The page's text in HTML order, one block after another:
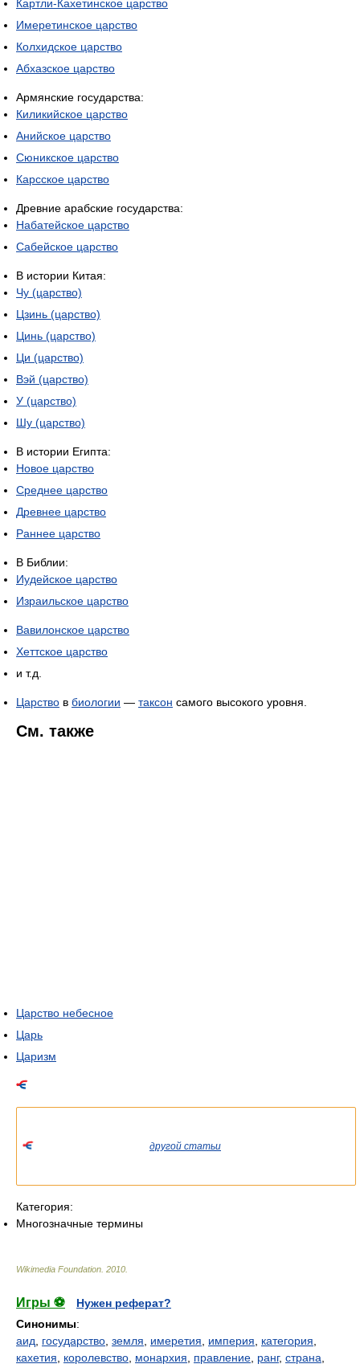
Картли-Кахетинское царство
Имеретинское царство
Колхидское царство
Абхазское царство
Армянские государства:
Киликийское царство
Анийское царство
Сюникское царство
Карсское царство
Древние арабские государства:
Набатейское царство
Сабейское царство
В истории Китая:
Чу (царство)
Цзинь (царство)
Цинь (царство)
Ци (царство)
Вэй (царство)
У (царство)
Шу (царство)
В истории Египта:
Новое царство
Среднее царство
Древнее царство
Раннее царство
В Библии:
Иудейское царство
Израильское царство
Вавилонское царство
Хеттское царство
и т.д.
Царство в биологии — таксон самого высокого уровня.
См. также
Царство небесное
Царь
Царизм
другой статьи
Категория:
Многозначные термины
Wikimedia Foundation 2010
Игры ⚽
Нужен реферат?
Синонимы:
аид
государство земля имеретия империя категория
кахетия
королевство монархия правление ранг, страна